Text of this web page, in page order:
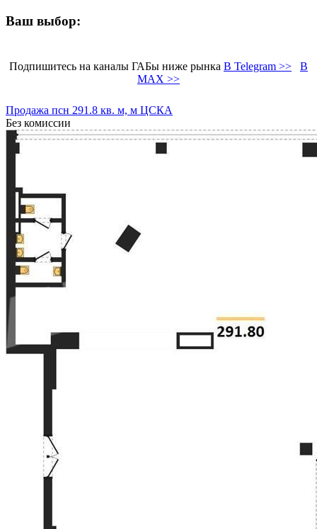
Ваш выбор:
Подпишитесь на каналы ГАБы ниже рынка В Telegram >>
В
MAX >>
Продажа псн 291.8 кв. м, м ЦСКА
Без комиссии